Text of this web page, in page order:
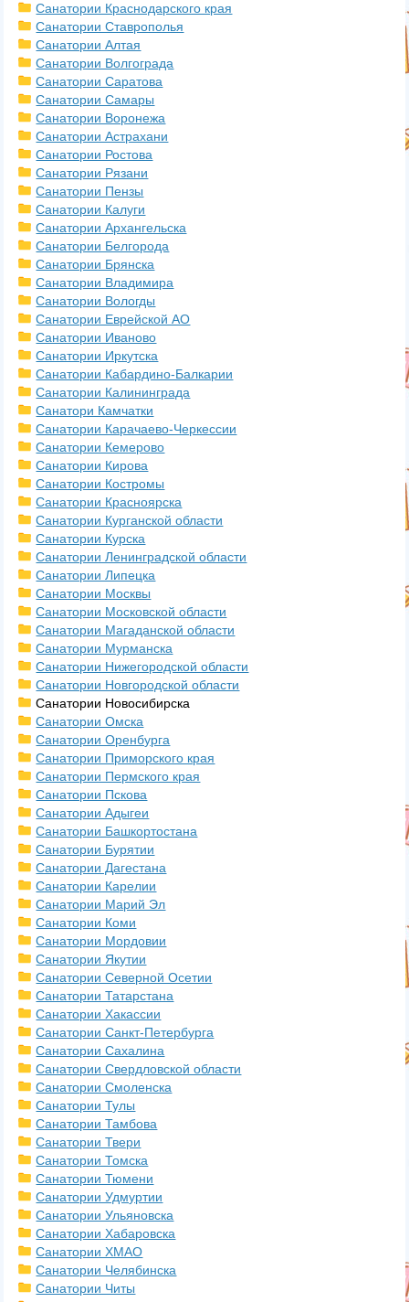
Санатории Краснодарского края
Санатории Ставрополья
Санатории Алтая
Санатории Волгограда
Санатории Саратова
Санатории Самары
Санатории Воронежа
Санатории Астрахани
Санатории Ростова
Санатории Рязани
Санатории Пензы
Санатории Калуги
Санатории Архангельска
Санатории Белгорода
Санатории Брянска
Санатории Владимира
Санатории Вологды
Санатории Еврейской АО
Санатории Иваново
Санатории Иркутска
Санатории Кабардино-Балкарии
Санатории Калининграда
Санатори Камчатки
Санатории Карачаево-Черкессии
Санатории Кемерово
Санатории Кирова
Санатории Костромы
Санатории Красноярска
Санатории Курганской области
Санатории Курска
Санатории Ленинградской области
Санатории Липецка
Санатории Москвы
Санатории Московской области
Санатории Магаданской области
Санатории Мурманска
Санатории Нижегородской области
Санатории Новгородской области
Санатории Новосибирска
Санатории Омска
Санатории Оренбурга
Санатории Приморского края
Санатории Пермского края
Санатории Пскова
Санатории Адыгеи
Санатории Башкортостана
Санатории Бурятии
Санатории Дагестана
Санатории Карелии
Санатории Марий Эл
Санатории Коми
Санатории Мордовии
Санатории Якутии
Санатории Северной Осетии
Санатории Татарстана
Санатории Хакассии
Санатории Санкт-Петербурга
Санатории Сахалина
Санатории Свердловской области
Санатории Смоленска
Санатории Тулы
Санатории Тамбова
Санатории Твери
Санатории Томска
Санатории Тюмени
Санатории Удмуртии
Санатории Ульяновска
Санатории Хабаровска
Санатории ХМАО
Санатории Челябинска
Санатории Читы